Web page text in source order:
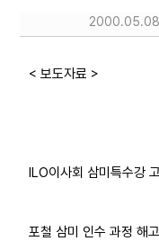
2000.05.08
< 보도자료 >
ILO이사회 삼미특수강
포철 삼미 인수 과정 해